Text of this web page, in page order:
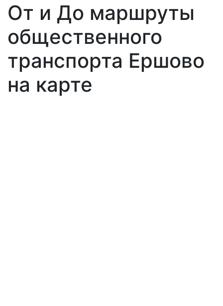
От и До маршруты
общественного
транспорта Ершово
на карте